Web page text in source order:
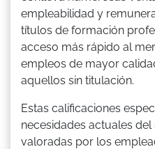
empleabilidad y
títulos de formación
acceso más rápido al
empleos de mayor
aquellos sin titulación.
Estas calificaciones
necesidades actuales
valoradas por los